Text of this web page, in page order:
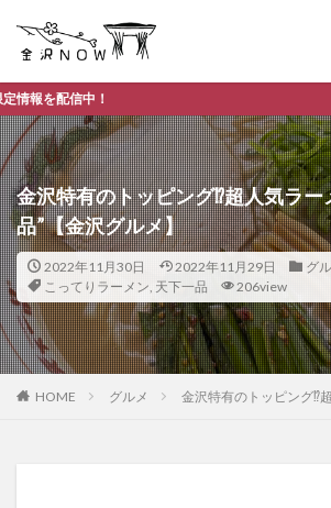
金沢特有のトッピング⁉超人気ラー
品”【金沢グルメ】
2022年11月30日 2022年11月29日
グ
こってりラーメン, 天下一品 206view
HOME グルメ 金沢特有のトッピング⁉